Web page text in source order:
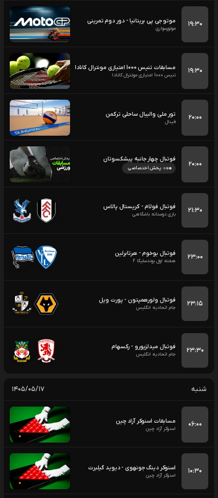
۱۹:۳۰ موتو جی پی بریتانیا - دور دوم تمرینی
موتورسواری
۱۹:۳۰ مسابقات تنیس 1000 امتیازی مونترال کانادا
تنیس 1000 امتیازی مونترال کانادا
۲۰:۰۰ تور ملی والیبال ساحلی ترکمن
فینال
۲۰:۰۰
فوتبال چهار جانبه پیشکسوتان
پخش اختصاصی
۲۱:۳۰ فوتبال فولام - کریستال پالاس
بازی دوستانه باشگاهی
۲۳:۰۰ فوتبال بوخوم - هرتابرلین
هفته اول بوندسلیگا 2
۲۳:۱۵ فوتبال ولورهمپتون - پورت ویل
جام اتحادیه انگلیس
۲۳:۳۰ فوتبال میدلزبورو - رکسهام
جام اتحادیه انگلیس
شنبه ۱۴۰۵/۰۵/۱۷
۰۶:۰۰ مسابقات اسنوکر آزاد چین
اسنوکر آزاد چین
۱۰:۳۰ اسنوکر دینگ جونهوی - دیوید گیلبرت
اسنوکر آزاد چین